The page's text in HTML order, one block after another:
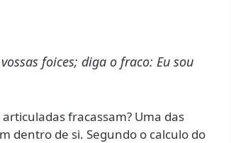
foices; diga o fraco: Eu sou
fracassam? Uma das
dentro de si. Segundo o calculo do